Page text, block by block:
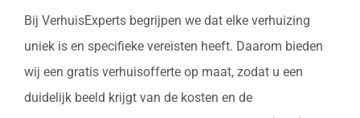
Bij VerhuisExperts begrijpen we dat elke verhuizing
uniek is en specifieke vereisten heeft. Daarom bieden
wij een gratis verhuisofferte op maat, zodat u een
duidelijk beeld krijgt van de kosten en de